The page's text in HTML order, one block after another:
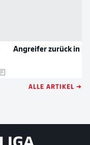
Angreifer zurück in
ALLE ARTIKEL →